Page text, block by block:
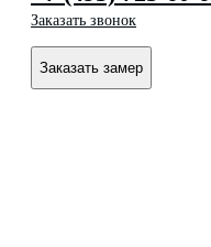
Заказать звонок
Заказать замер